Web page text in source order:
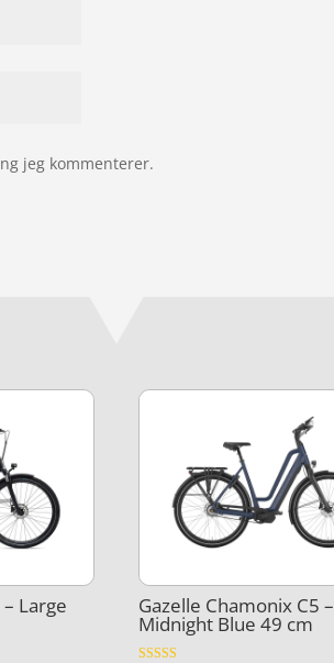
jeg kommenterer.
Large Gazelle Chamonix C5 –
Midnight Blue 49 cm